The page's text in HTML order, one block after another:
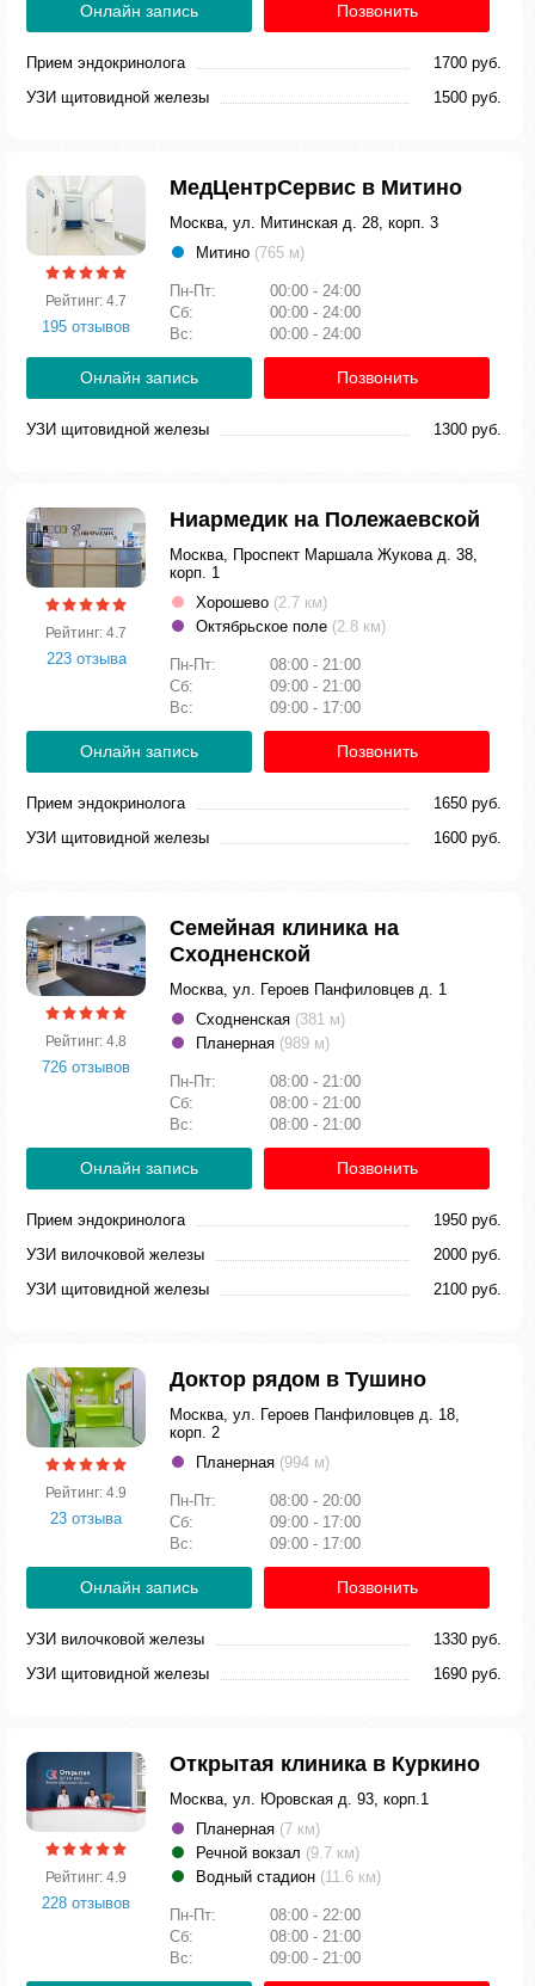
Онлайн запись Позвонить
Прием эндокринолога
1700 руб.
УЗИ щитовидной железы
1500 руб.
Рейтинг: 4.7
195 отзывов
МедЦентрСервис в Митино
Москва, ул. Митинская д. 28, корп. 3
Митино (765 м)
Пн-Пт:
00:00 - 24:00
Сб:
00:00 - 24:00
Вс:
00:00 - 24:00
Онлайн запись Позвонить
УЗИ щитовидной железы 1300 руб.
Рейтинг: 4.7
223 отзыва
Ниармедик на Полежаевской
Москва, Проспект Маршала Жукова д. 38,
корп. 1
Хорошево (2.7 км)
Октябрьское поле (2.8 км)
Пн-Пт:
08:00 - 21:00
Сб:
09:00 - 21:00
Вс:
09:00 - 17:00
Онлайн запись Позвонить
Прием эндокринолога
1650 руб.
УЗИ щитовидной железы
1600 руб.
Рейтинг: 4.8
726 отзывов
Семейная клиника на
Сходненской
Москва, ул. Героев Панфиловцев д. 1
Сходненская (381 м)
Планерная (989 м)
Пн-Пт:
08:00 - 21:00
Сб:
08:00 - 21:00
Вс:
08:00 - 21:00
Онлайн запись Позвонить
Прием эндокринолога
1950 руб.
УЗИ вилочковой железы
2000 руб.
УЗИ щитовидной железы
2100 руб.
Рейтинг: 4.9
23 отзыва
Доктор рядом в Тушино
Москва, ул. Героев Панфиловцев д. 18,
корп. 2
Планерная (994 м)
Пн-Пт:
08:00 - 20:00
Сб:
09:00 - 17:00
Вс:
09:00 - 17:00
Онлайн запись Позвонить
УЗИ вилочковой железы
1330 руб.
УЗИ щитовидной железы
1690 руб.
Рейтинг: 4.9
228 отзывов
Открытая клиника в Куркино
Москва, ул. Юровская д. 93, корп.1
Планерная (7 км)
Речной вокзал (9.7 км)
Водный стадион (11.6 км)
Пн-Пт:
08:00 - 22:00
Сб:
08:00 - 21:00
Вс:
09:00 - 21:00